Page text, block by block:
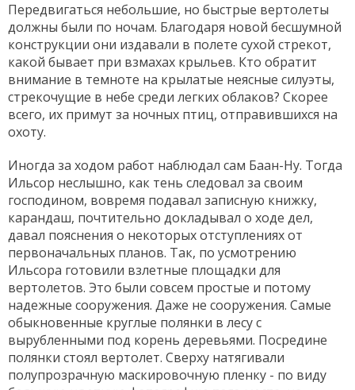
Передвигаться небольшие, но быстрые вертолеты
должны были по ночам. Благодаря новой бесшумной
конструкции они издавали в полете сухой стрекот,
какой бывает при взмахах крыльев. Кто обратит
внимание в темноте на крылатые неясные силуэты,
стрекочущие в небе среди легких облаков? Скорее
всего, их примут за ночных птиц, отправившихся на
охоту.
Иногда за ходом работ наблюдал сам Баан-Ну. Тогда
Ильсор неслышно, как тень следовал за своим
господином, вовремя подавал записную книжку,
карандаш, почтительно докладывал о ходе дел,
давал пояснения о некоторых отступлениях от
первоначальных планов. Так, по усмотрению
Ильсора готовили взлетные площадки для
вертолетов. Это были совсем простые и потому
надежные сооружения. Даже не сооружения. Самые
обыкновенные круглые полянки в лесу с
вырубленными под корень деревьями. Посредине
полянки стоял вертолет. Сверху натягивали
полупрозрачную маскировочную пленку - по виду